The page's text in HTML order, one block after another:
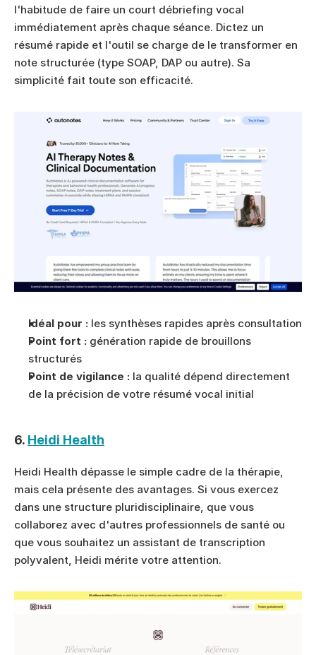
l'habitude de faire un court débriefing vocal
immédiatement après chaque séance. Dictez un
résumé rapide et l'outil se charge de le transformer en
note structurée (type SOAP, DAP ou autre). Sa
simplicité fait toute son efficacité.
Idéal pour : les synthèses rapides après consultation
Point fort : génération rapide de brouillons
structurés
Point de vigilance : la qualité dépend directement
de la précision de votre résumé vocal initial
6. Heidi Health
Heidi Health dépasse le simple cadre de la thérapie,
mais cela présente des avantages. Si vous exercez
dans une structure pluridisciplinaire, que vous
collaborez avec d'autres professionnels de santé ou
que vous souhaitez un assistant de transcription
polyvalent, Heidi mérite votre attention.